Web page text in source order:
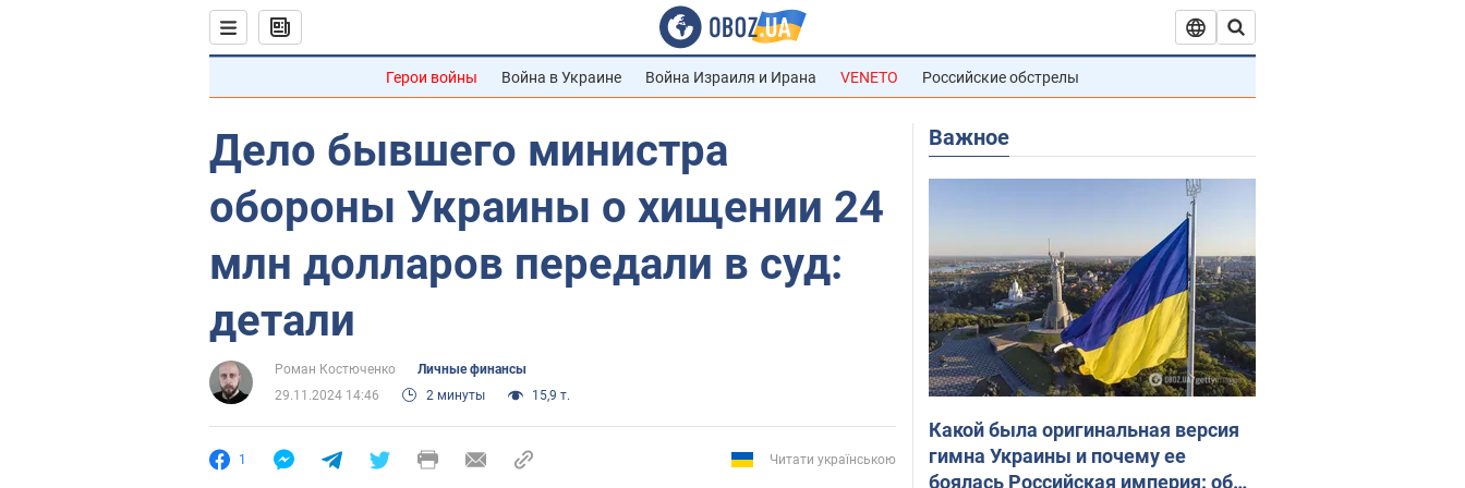
Герои войны Война в Украине Война Израиля и Ирана VENETO Российские обстрелы
Дело бывшего министра
обороны Украины о хищении 24
млн долларов передали в суд:
детали
Роман Костюченко
Личные финансы
29.11.2024 14:46
2 минуты 15,9 т.
1 Читати українською
Важное
Какой была оригинальная версия
гимна Украины и почему ее
боялась Российская империя: об